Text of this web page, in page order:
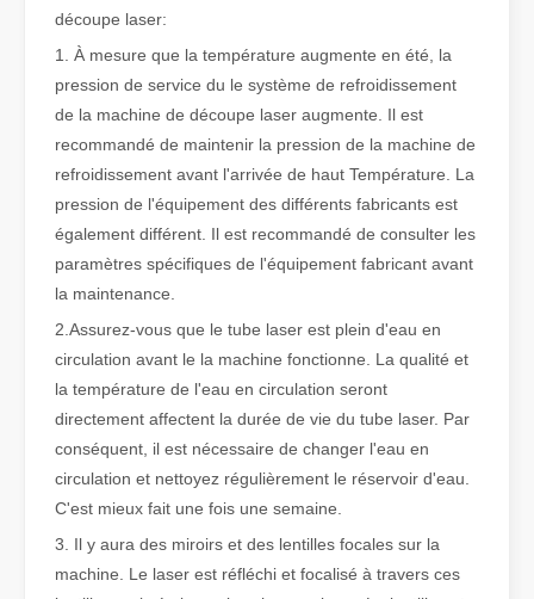
La découpe laser de tubes est une technologie clé dans une
La découpe laser du métal est une méthode de précision
découpe laser:
1. À mesure que la température augmente en été, la
pression de service du le système de refroidissement
de la machine de découpe laser augmente. Il est
recommandé de maintenir la pression de la machine de
refroidissement avant l'arrivée de haut Température. La
pression de l'équipement des différents fabricants est
également différent. Il est recommandé de consulter les
paramètres spécifiques de l'équipement fabricant avant
la maintenance.
2.Assurez-vous que le tube laser est plein d'eau en
circulation avant le la machine fonctionne. La qualité et
la température de l'eau en circulation seront
directement affectent la durée de vie du tube laser. Par
conséquent, il est nécessaire de changer l'eau en
circulation et nettoyez régulièrement le réservoir d'eau.
C'est mieux fait une fois une semaine.
3. Il y aura des miroirs et des lentilles focales sur la
machine. Le laser est réfléchi et focalisé à travers ces